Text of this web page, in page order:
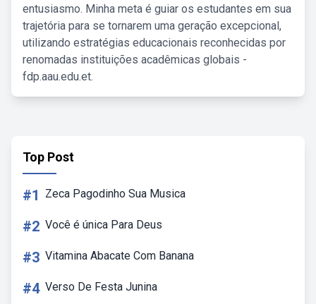
entusiasmo. Minha meta é guiar os estudantes em sua
trajetória para se tornarem uma geração excepcional,
utilizando estratégias educacionais reconhecidas por
renomadas instituições acadêmicas globais -
fdp.aau.edu.et.
Top Post
#1 Zeca Pagodinho Sua Musica
#2 Você é única Para Deus
#3 Vitamina Abacate Com Banana
#4 Verso De Festa Junina